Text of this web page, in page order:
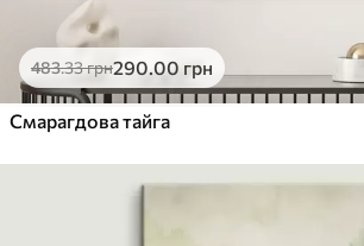
483.33грн290.00 грн
Смарагдова тайга